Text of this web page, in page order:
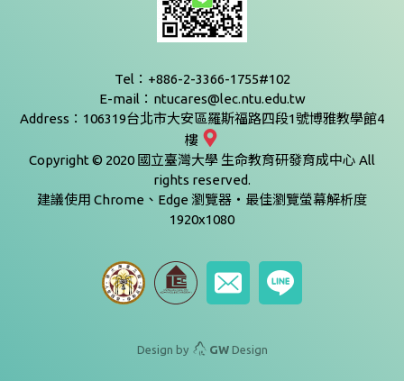
Tel：+886-2-3366-1755#102
E-mail：ntucares@lec.ntu.edu.tw
Address：106319台北市大安區羅斯福路四段1號博雅教學館4
樓
Copyright © 2020 國立臺灣大學 生命教育研發育成中心 All
rights reserved.
建議使用 Chrome、Edge 瀏覽器‧最佳瀏覽螢幕解析度
1920x1080
Design by GWDesign